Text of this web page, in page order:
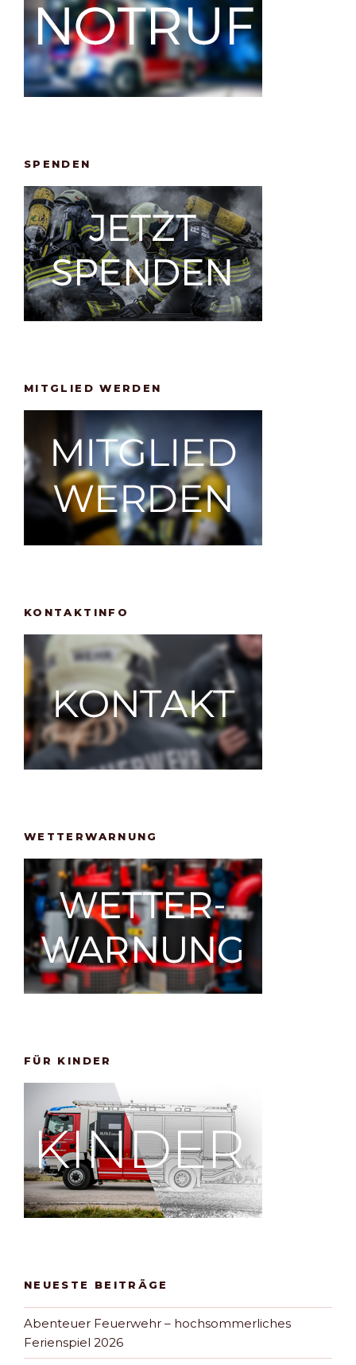
SPENDEN
MITGLIED WERDEN
KONTAKTINFO
WETTERWARNUNG
FÜR KINDER
NEUESTE BEITRÄGE
Abenteuer Feuerwehr – hochsommerliches
Ferienspiel 2026